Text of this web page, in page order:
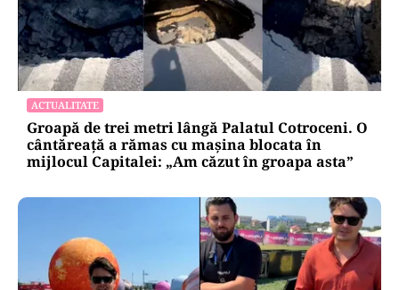
ACTUALITATE
Groapă de trei metri lângă Palatul Cotroceni. O
cântăreață a rămas cu mașina blocata în
mijlocul Capitalei: „Am căzut în groapa asta”